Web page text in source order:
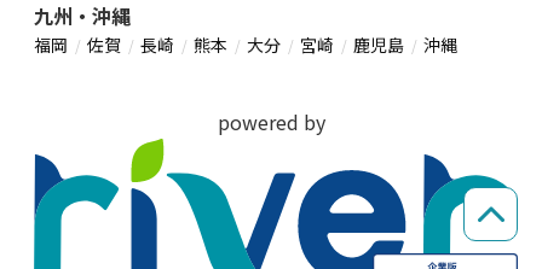
九州・沖縄
福岡 佐賀 長崎 熊本 大分 宮崎 鹿児島 沖縄
powered by